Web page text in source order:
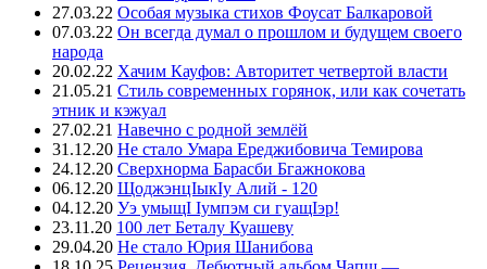
27.03.22 Особая музыка стихов Фоусат Балкаровой
07.03.22 Он всегда думал о прошлом и будущем своего
народа
20.02.22 Хачим Кауфов: Авторитет четвертой власти
21.05.21 Стиль современных горянок, или как сочетать
этник и кэжуал
27.02.21 Навечно с родной землёй
31.12.20 Не стало Умара Ереджибовича Темирова
24.12.20 Сверхнорма Барасби Бгажнокова
06.12.20 ЩоджэнцIыкIу Алий - 120
04.12.20 Уэ умыщI Iумпэм си гуащIэр!
23.11.20 100 лет Беталу Куашеву
29.04.20 Не стало Юрия Шанибова